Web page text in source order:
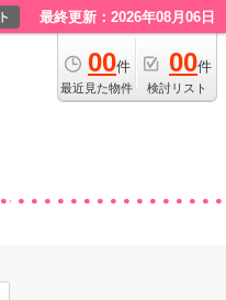
最終更新：2026年08月06日
00件
最近見た物件
00件
検討リスト